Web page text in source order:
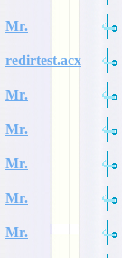
Mr.
redirtest.acx
Mr.
Mr.
Mr.
Mr.
Mr.